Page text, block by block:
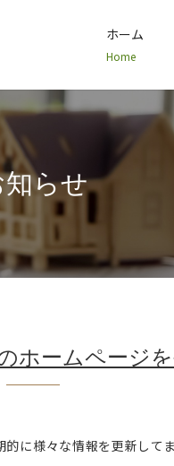
ホーム
Home
らせ
ホームページを
に様々な情報を更新して